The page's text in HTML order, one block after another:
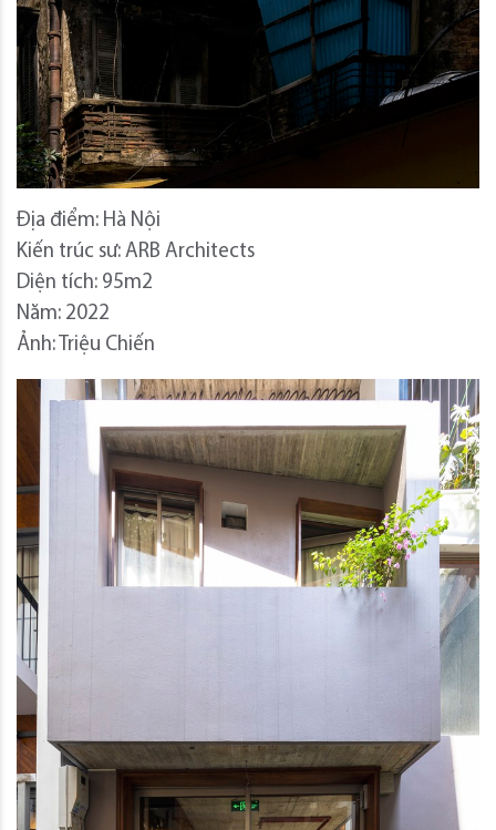
Địa điểm: Hà Nội
Kiến trúc sư: ARB Architects
Diện tích: 95m2
Năm: 2022
Ảnh: Triệu Chiến